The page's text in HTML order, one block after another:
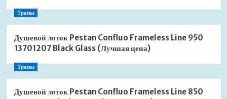
Трапы
Душевой лоток Pestan Confluo Frameless Line 950
13701207 Black Glass (Лучшая цена)
Трапы
Душевой лоток Pestan Confluo Frameless Line 850